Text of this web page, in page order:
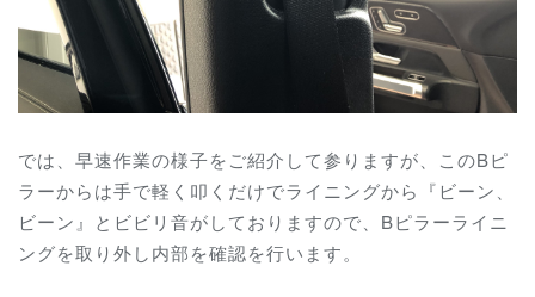
では、早速作業の様子をご紹介して参りますが、このBピ
ラーからは手で軽く叩くだけでライニングから『ビーン、
ビーン』とビビリ音がしておりますので、Bピラーライニ
ングを取り外し内部を確認を行います。